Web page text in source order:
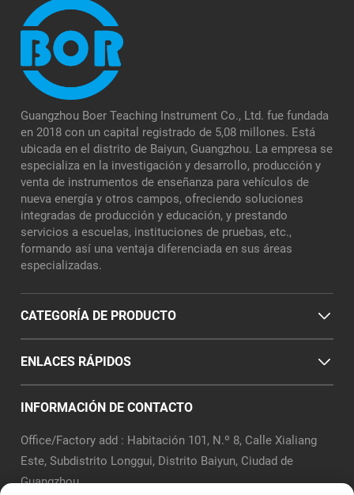
Guangzhou Boer Teaching Instrument Co., Ltd. fue fundada
en 2018 con un capital registrado de 5,08 millones. Está
ubicada en el distrito de Baiyun, Guangzhou. La empresa se
especializa en la investigación y desarrollo, producción y
venta de instrumentos de enseñanza para vehículos de
nueva energía y otros campos, ofreciendo soluciones
integradas de producción y educación, y prestando
servicios a escuelas, instituciones de pruebas, etc.,
formando así una ventaja diferenciada en sus áreas
especializadas.
CATEGORÍA DE PRODUCTO
ENLACES RÁPIDOS
INFORMACIÓN DE CONTACTO
Office/Factory add : Habitación 101, N.º 8, Calle Xialiang
Este, Subdistrito Longgui, Distrito Baiyun, Ciudad de
Guangzhou